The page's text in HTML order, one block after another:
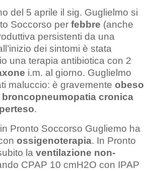
del 5 aprile il sig. Guglielmo si
Soccorso per febbre (anche
persistenti da una
dei sintomi è stata
una terapia antibiotica con 2
i.m. al giorno. Guglielmo
maluccio: è gravemente obeso
broncopneumopatia cronica
.
Pronto Soccorso Gugliemo ha
ossigenoterapia. In Pronto
la ventilazione non-
CPAP 10 cmH2O con IPAP